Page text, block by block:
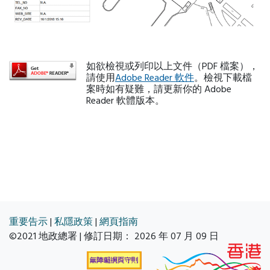
如欲檢視或列印以上文件（PDF 檔案），
請使用Adobe Reader 軟件。檢視下載檔
案時如有疑難，請更新你的 Adobe
Reader 軟體版本。
重要告示| 私隱政策| 網頁指南
©2021 地政總署 | 修訂日期： 2026 年 07 月 09 日